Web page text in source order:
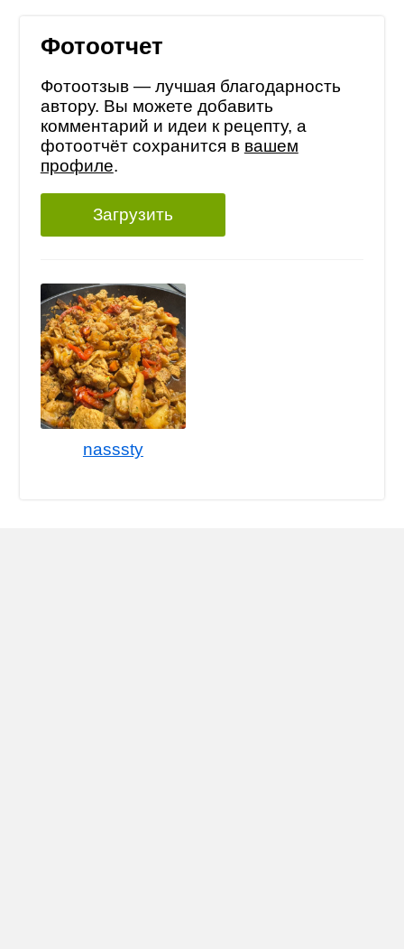
Фотоотчет
Фотоотзыв — лучшая благодарность
автору. Вы можете добавить
комментарий и идеи к рецепту, а
фотоотчёт сохранится в вашем
профиле.
Загрузить
nasssty